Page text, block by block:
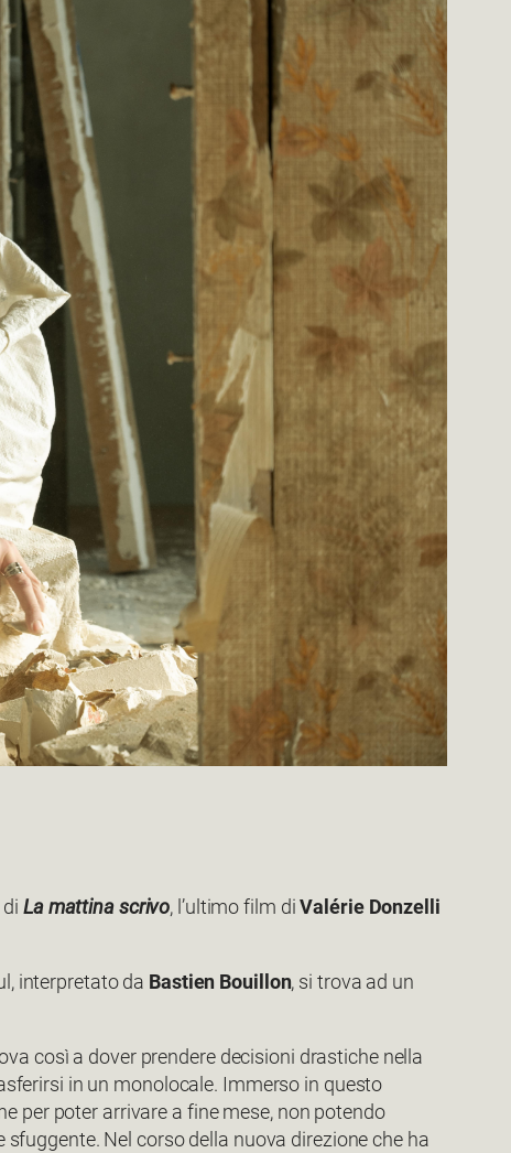
La mattina scrivo, l’ultimo film diValérie Donzelli
interpretato da Bastien Bouillon, si trova ad un
così a dover prendere decisioni drastiche nella
in un monolocale. Immerso in questo
per poter arrivare a fine mese, non potendo
Nel corso della nuova direzione che ha